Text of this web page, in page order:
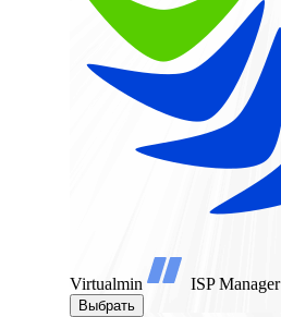
Virtualmin ISP Manager
Выбрать